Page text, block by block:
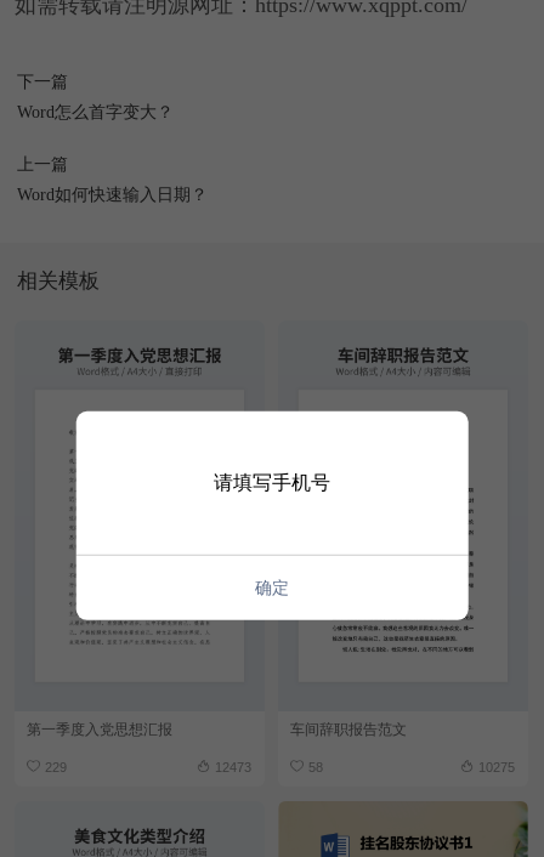
下一篇
Word怎么首字变大？
上一篇
Word如何快速输入日期？
相关模板
第一季度入党思想汇报
229 12473
车间辞职报告范文
58 10275
请填写手机号
确定